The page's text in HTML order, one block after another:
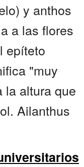
y anthos
a las flores
epíteto
"muy
la altura que
Ailanthus